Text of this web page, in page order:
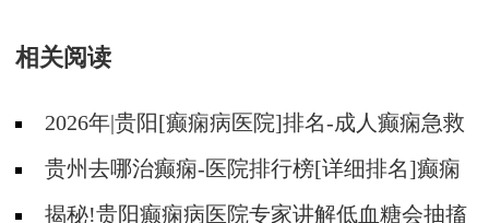
相关阅读
2026年|贵阳[癫痫病医院]排名-成人癫痫急救
措施护理
贵州去哪治癫痫-医院排行榜[详细排名]癫痫
病人可以吃什么食物?
揭秘!贵阳癫痫病医院专家讲解低血糖会抽搐